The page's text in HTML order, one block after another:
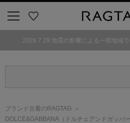
気
2026.7.29 地震の影響による一部地域
ブランド古着のRAGTAG
DOLCE&GABBANA （ドルチェアンドガッバー